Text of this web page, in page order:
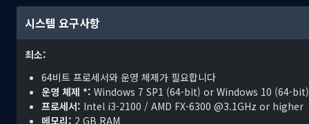
시스템 요구사항
최소:
64비트 프로세서와 운영 체제가 필요합니다
운영 체제 *: Windows 7 SP1 (64-bit) or Windows 10 (64-bit)
프로세서: Intel i3-2100 / AMD FX-6300 @3.1GHz or higher
메모리: 2 GB RAM